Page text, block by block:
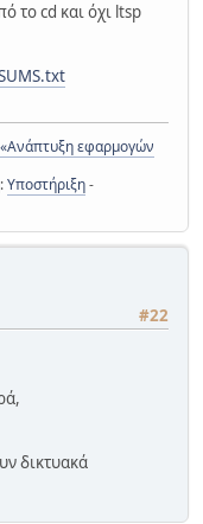
το cd και όχι ltsp
εφαρμογών
Υποστήριξη-
#22
δικτυακά